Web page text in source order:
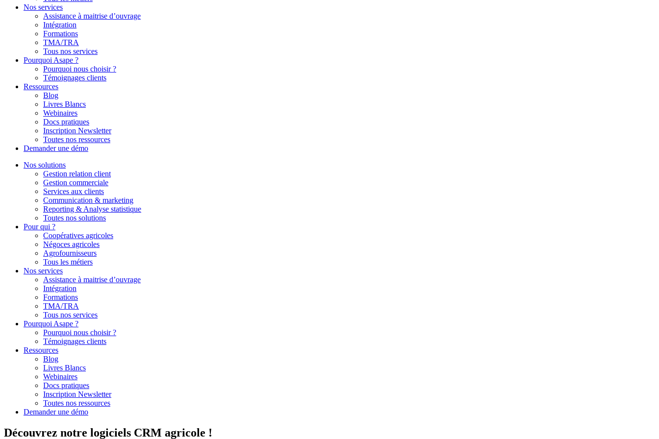
Nos services
Assistance à maitrise d’ouvrage
Intégration
Formations
TMA/TRA
Tous nos services
Pourquoi Asape ?
Pourquoi nous choisir ?
Témoignages clients
Ressources
Blog
Livres Blancs
Webinaires
Docs pratiques
Inscription Newsletter
Toutes nos ressources
Demander une démo
Nos solutions
Gestion relation client
Gestion commerciale
Services aux clients
Communication & marketing
Reporting & Analyse statistique
Toutes nos solutions
Pour qui ?
Coopératives agricoles
Négoces agricoles
Agrofournisseurs
Tous les métiers
Nos services
Assistance à maitrise d’ouvrage
Intégration
Formations
TMA/TRA
Tous nos services
Pourquoi Asape ?
Pourquoi nous choisir ?
Témoignages clients
Ressources
Blog
Livres Blancs
Webinaires
Docs pratiques
Inscription Newsletter
Toutes nos ressources
Demander une démo
Découvrez notre logiciels CRM agricole !